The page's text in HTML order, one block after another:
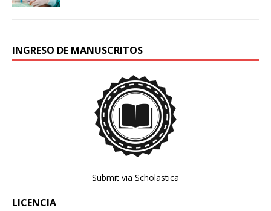
INGRESO DE MANUSCRITOS
Submit via Scholastica
LICENCIA